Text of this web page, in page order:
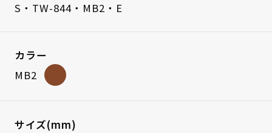
S・TW-844・MB2・E
カラー
MB2
サイズ(mm)